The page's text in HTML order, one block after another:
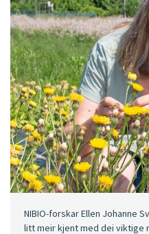
NIBIO-forskar Ellen Johanne
litt meir kjent med dei viktige